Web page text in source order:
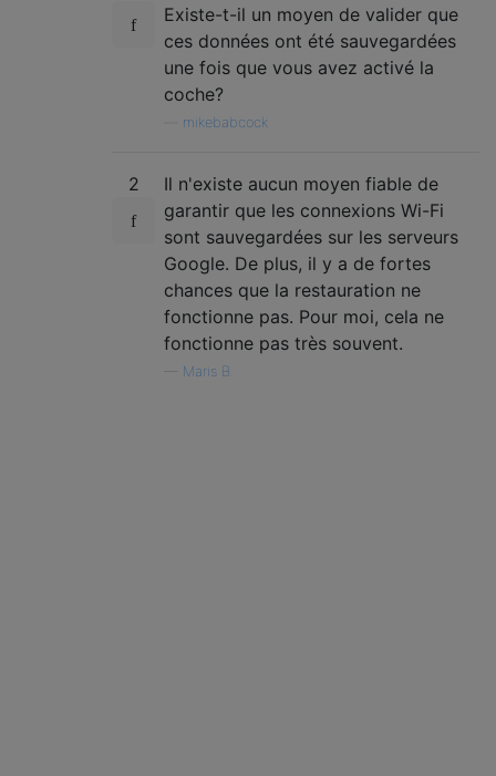
Existe-t-il un moyen de valider que
ces données ont été sauvegardées
une fois que vous avez activé la
coche?
mikebabcock
2
Il n'existe aucun moyen fiable de
garantir que les connexions Wi-Fi
sont sauvegardées sur les serveurs
Google. De plus, il y a de fortes
chances que la restauration ne
fonctionne pas. Pour moi, cela ne
fonctionne pas très souvent.
Maris B.